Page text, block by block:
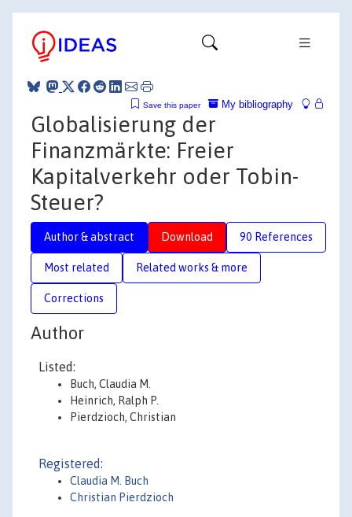
My bibliography
Save this paper
Globalisierung der
Finanzmärkte: Freier
Kapitalverkehr oder Tobin-
Steuer?
Author & abstract Download 90 References
Most related Related works & more
Corrections
Author
Listed:
Buch, Claudia M.
Heinrich, Ralph P.
Pierdzioch, Christian
Registered:
Claudia M. Buch
Christian Pierdzioch